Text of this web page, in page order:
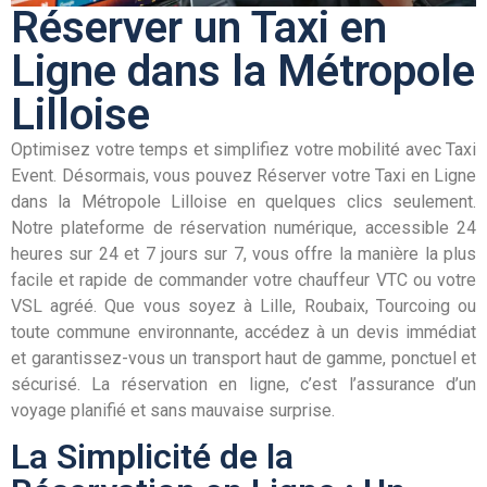
Réserver un Taxi en
Ligne dans la Métropole
Lilloise
Optimisez votre temps et simplifiez votre mobilité avec Taxi
Event. Désormais, vous pouvez Réserver votre Taxi en Ligne
dans la Métropole Lilloise en quelques clics seulement.
Notre plateforme de réservation numérique, accessible 24
heures sur 24 et 7 jours sur 7, vous offre la manière la plus
facile et rapide de commander votre chauffeur VTC ou votre
VSL agréé. Que vous soyez à Lille, Roubaix, Tourcoing ou
toute commune environnante, accédez à un devis immédiat
et garantissez-vous un transport haut de gamme, ponctuel et
sécurisé. La réservation en ligne, c’est l’assurance d’un
voyage planifié et sans mauvaise surprise.
La Simplicité de la